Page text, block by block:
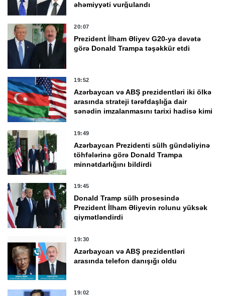
əhəmiyyəti vurğulandı
20:07
Prezident İlham Əliyev G20-yə dəvətə
görə Donald Trampa təşəkkür etdi
19:52
Azərbaycan və ABŞ prezidentləri iki ölkə
arasında strateji tərəfdaşlığa dair
sənədin imzalanmasını tarixi hadisə kimi
19:49
Azərbaycan Prezidenti sülh gündəliyinə
töhfələrinə görə Donald Trampa
minnətdarlığını bildirdi
19:45
Donald Tramp sülh prosesində
Prezident İlham Əliyevin rolunu yüksək
qiymətləndirdi
19:30
Azərbaycan və ABŞ prezidentləri
arasında telefon danışığı oldu
19:02